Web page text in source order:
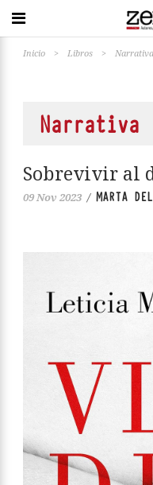
Inicio > Libros > Narrativa
Narrativa
Sobrevivir al
09 Nov 2023 / MARTA